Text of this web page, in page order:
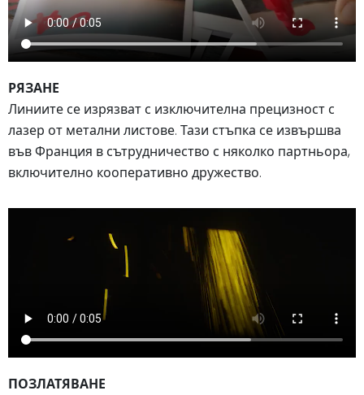
РЯЗАНЕ
Линиите се изрязват с изключителна прецизност с
лазер от метални листове. Тази стъпка се извършва
във Франция в сътрудничество с няколко партньора,
включително кооперативно дружество.
ПОЗЛАТЯВАНЕ